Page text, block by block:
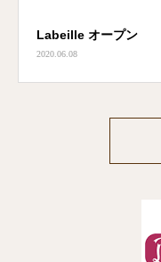
Labeille オープン
2020.06.08